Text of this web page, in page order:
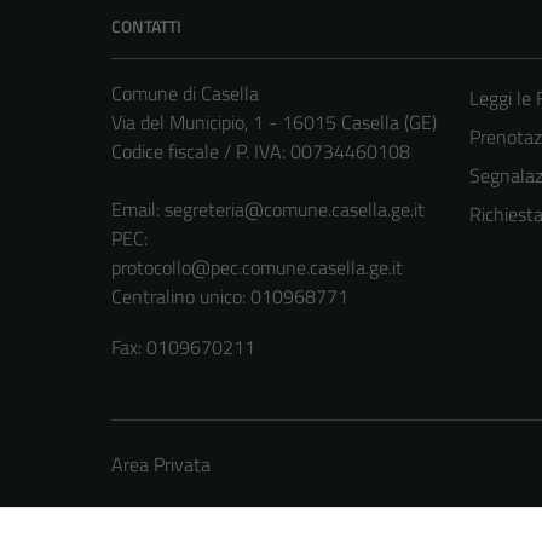
CONTATTI
Comune di Casella
Via del Municipio, 1 - 16015 Casella (GE)
Codice fiscale / P. IVA: 00734460108
Email: segreteria@comune.casella.ge.it
PEC:
protocollo@pec.comune.casella.ge.it
Centralino unico: 010968771
Fax: 0109670211
Leggi le
Area Privata